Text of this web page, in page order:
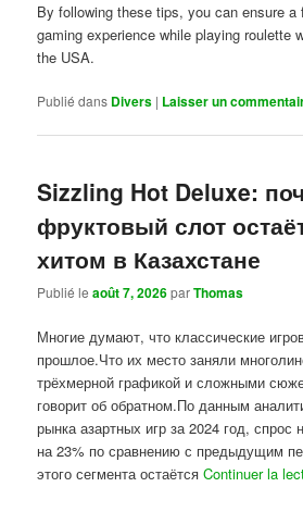
By following these tips, you can ensure a
gaming experience while playing roulette
the USA.
Publié dans Divers | Laisser un
Sizzling Hot Deluxe:
фруктовый слот
хитом в Казахстане
Publié leaoût 7, 2026parThomas
Многие думают, что классические
прошлое.Что их место заняли
трёхмерной графикой и сложными
говорит об обратном.По данным
рынка азартных игр за 2024 год, спрос
на 23% по сравнению с предыдущим
этого сегмента остаётсяContinuer la